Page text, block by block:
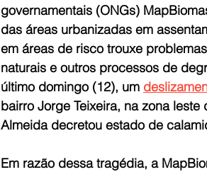
governamentais (ONGs)
das áreas urbanizadas em
em áreas de risco trouxe
naturais e outros processos de
último domingo (12), um
bairro Jorge Teixeira, na zona
Almeida decretou estado de
Em razão dessa tragédia, a